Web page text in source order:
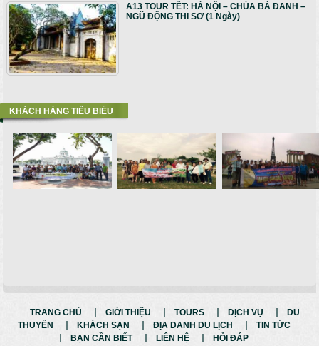
A13 TOUR TẾT: HÀ NỘI – CHÙA BÀ ĐANH –
NGŨ ĐỘNG THI SƠ (1 Ngày)
KHÁCH HÀNG TIÊU BIỂU
TRANG CHỦ GIỚI THIỆU TOURS DỊCH VỤ
DU
THUYỀN
KHÁCH SẠN ĐỊA DANH DU LỊCH
TIN TỨC
BẠN CẦN BIẾT
LIÊN HỆ HỎI ĐÁP